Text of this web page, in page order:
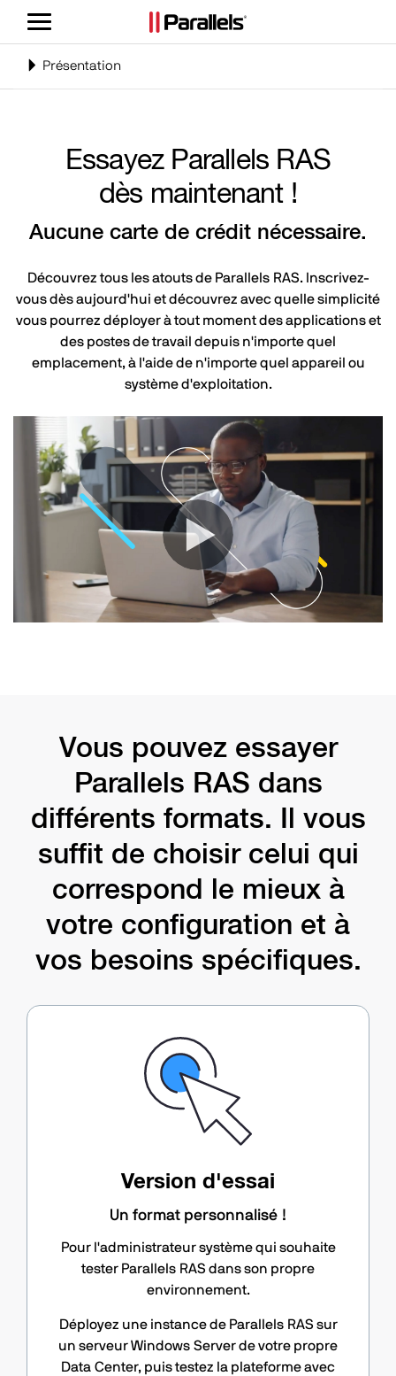
Basculer
mode
Bouton
Présentation
Essayez Parallels RAS
dès maintenant !
Aucune carte de crédit nécessaire.
Découvrez tous les atouts de Parallels RAS. Inscrivez-
vous dès aujourd'hui et découvrez avec quelle simplicité
vous pourrez déployer à tout moment des applications et
des postes de travail depuis n'importe quel
emplacement, à l'aide de n'importe quel appareil ou
système d'exploitation.
Vous pouvez essayer
Parallels RAS dans
différents formats. Il vous
suffit de choisir celui qui
correspond le mieux à
votre configuration et à
vos besoins spécifiques.
Version d'essai
Un format personnalisé !
Pour l'administrateur système qui souhaite
tester Parallels RAS dans son propre
environnement.
Déployez une instance de Parallels RAS sur
un serveur Windows Server de votre propre
Data Center, puis testez la plateforme avec